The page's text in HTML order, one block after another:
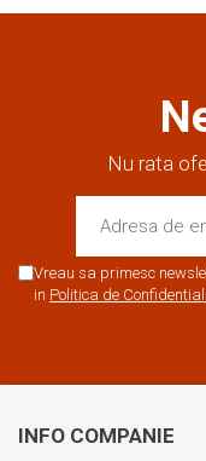
Nu rata
Vreau sa primesc
in Politica de
INFO COMPANIE